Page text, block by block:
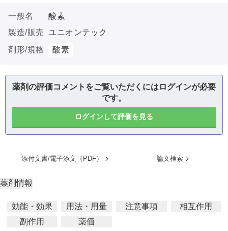
一般名
酸素
製造/販売 ユニオンテック
剤形/規格
酸素
薬剤の評価コメントをご覧いただくにはログインが必要
です。
ログインして評価を見る
添付文書/電子添文（PDF） 論文検索
薬剤情報
効能・効果 用法・用量 注意事項
相互作用
副作用
薬価